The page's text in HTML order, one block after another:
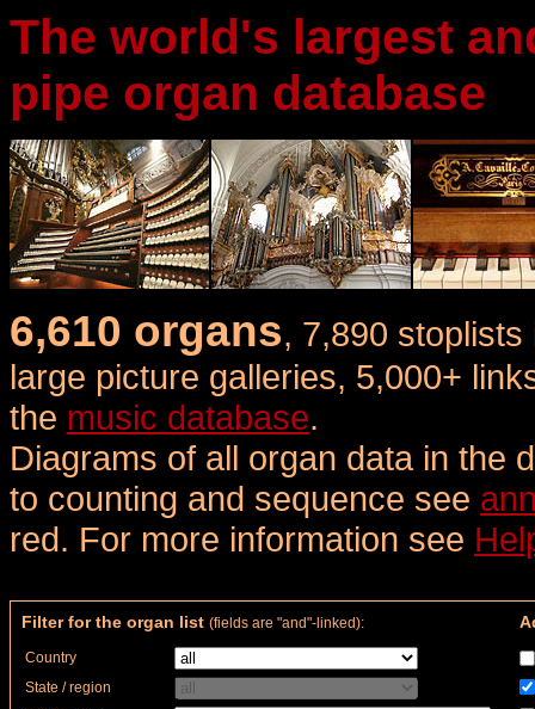
The world's largest
pipe organ database
6,610 organs, 7,890
large picture galleries, 5,000+
the music database.
Diagrams of all organ data in the
to counting and sequence see
red. For more information see
Filter for the organ list (fields are "and"-linked):
Country
State / region